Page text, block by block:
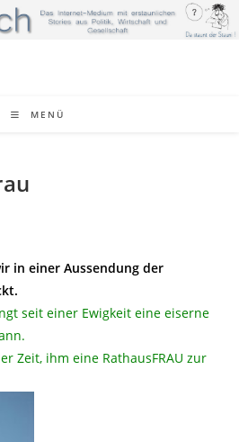
MENÜ
in einer Aussendung der
seit einer Ewigkeit eine eiserne
Zeit, ihm eine RathausFRAU zur